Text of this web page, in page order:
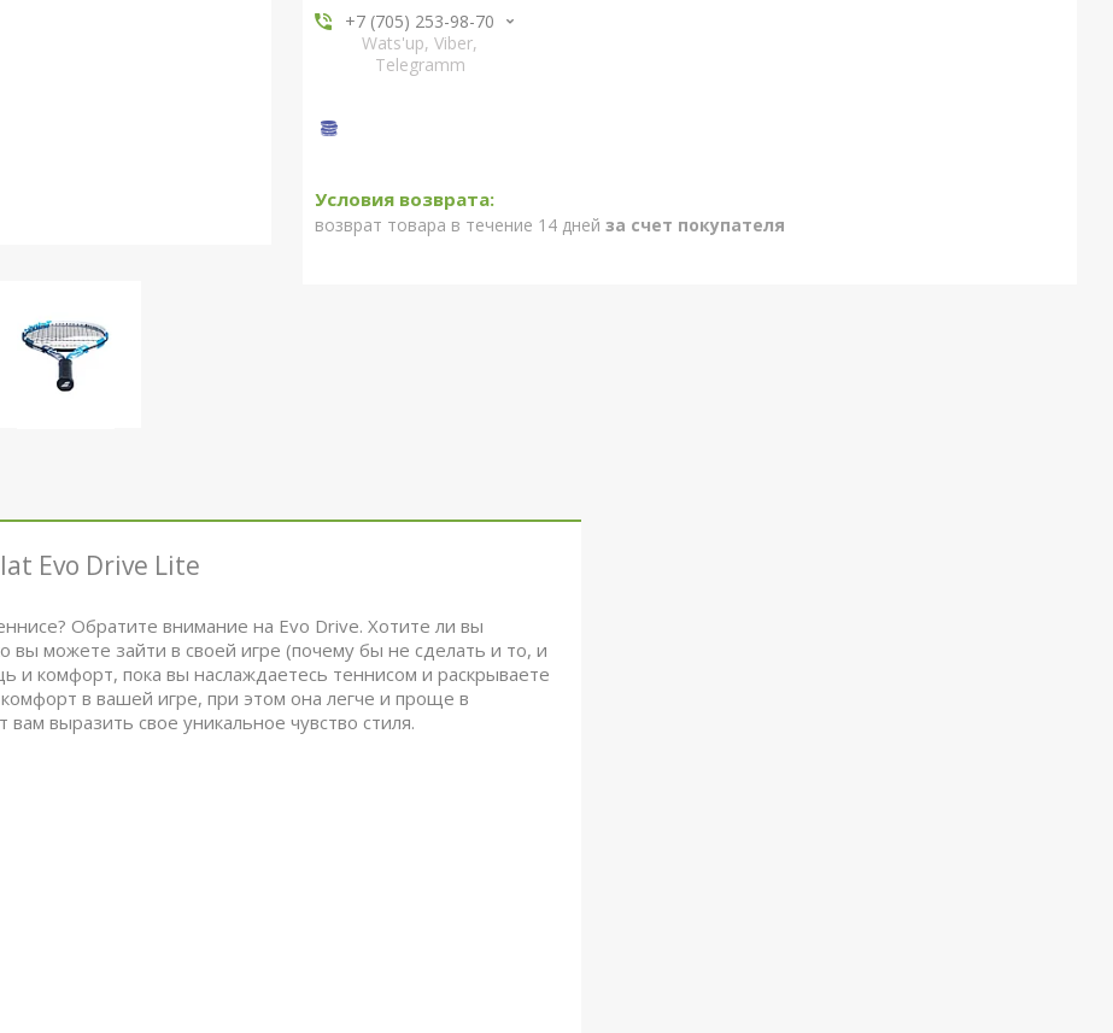
+7 (705) 253-98-70
Wats'up, Viber,
Telegramm
возврат товара в течение 14 дней за счет покупателя
Evo Drive Lite
Обратите внимание на Evo Drive. Хотите ли вы
вы можете зайти в своей игре (почему бы не сделать и то, и
и комфорт, пока вы наслаждаетесь теннисом и раскрываете
в вашей игре, при этом она легче и проще в
выразить свое уникальное чувство стиля.